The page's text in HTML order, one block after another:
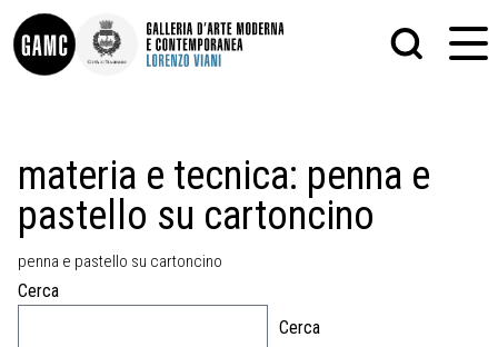
CONTATTI
DIDATTICA
SHOP
LE COLLEZIONI
GLI AUTORI
GRAFICA
PITTURA
SCULTURA
STAMPA
materia e tecnica: penna e
pastello su cartoncino
penna e pastello su cartoncino
Cerca
Cerca